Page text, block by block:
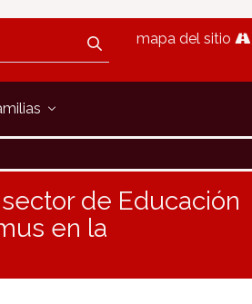
mapa del sitio
de Educación
en la